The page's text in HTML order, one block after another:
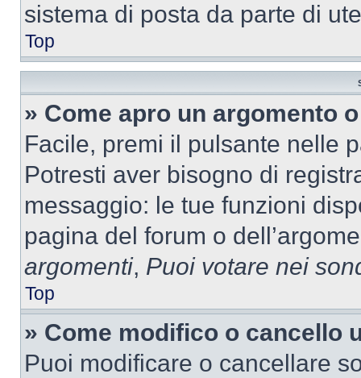
sistema di posta da parte di
Top
» Come apro un argomento
Facile, premi il pulsante nelle
Potresti aver bisogno di
messaggio: le tue funzioni
pagina del forum o
argomenti, Puoi votare nei
Top
» Come modifico o cancello
Puoi modificare o cancellare